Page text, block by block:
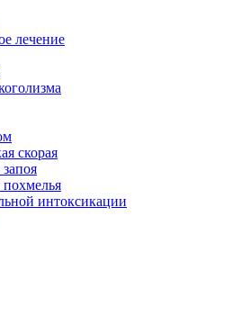
лечение
скорая
интоксикации